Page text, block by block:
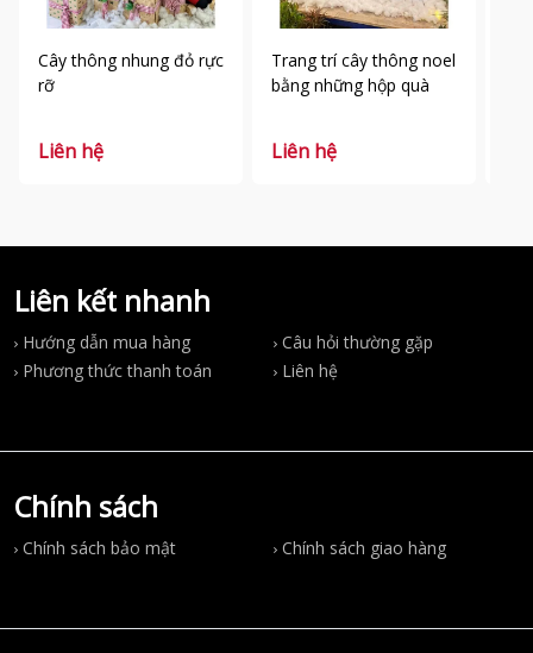
Cây thông nhung đỏ rực
rỡ
Liên hệ
Trang trí cây thông noel
bằng những hộp quà
Liên hệ
Liên kết nhanh
Hướng dẫn mua hàng
Câu hỏi thường gặp
Phương thức thanh toán
Liên hệ
Chính sách
Chính sách bảo mật Chính sách giao hàng